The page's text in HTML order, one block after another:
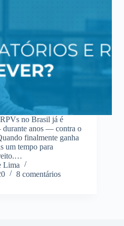
no Brasil já é
anos — contra o
finalmente ganha
um tempo para
Lima
8 comentários